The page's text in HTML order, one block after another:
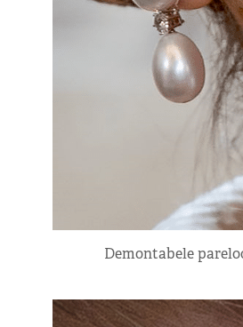
Demontabele